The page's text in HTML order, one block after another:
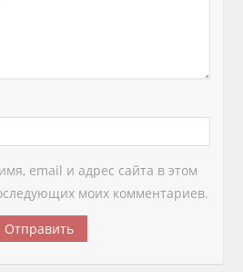
email и адрес сайта в этом
моих комментариев.